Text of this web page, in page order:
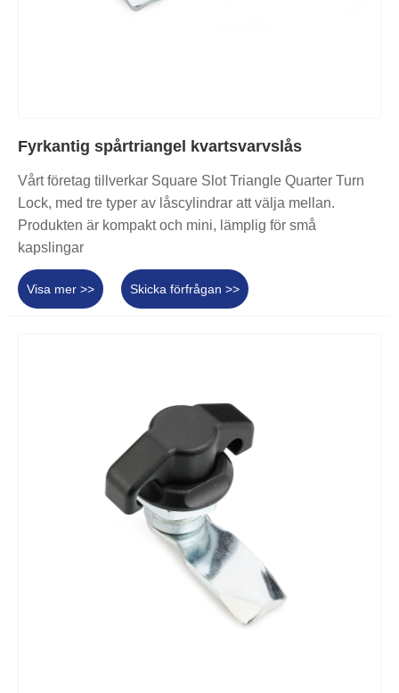
Fyrkantig spårtriangel kvartsvarvslås
Vårt företag tillverkar Square Slot Triangle Quarter Turn
Lock, med tre typer av låscylindrar att välja mellan.
Produkten är kompakt och mini, lämplig för små
kapslingar
Visa mer >> Skicka förfrågan >>